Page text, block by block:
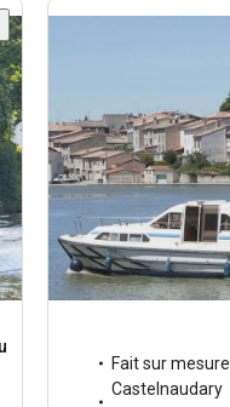
Fait sur mesure
Castelnaudary